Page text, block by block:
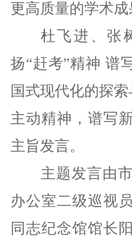
更高质量的学术成
杜飞进、张
扬“赶考”精神 谱
国式现代化的探
主动精神，谱写
主旨发言。
主题发言由
办公室二级巡视
同志纪念馆馆长